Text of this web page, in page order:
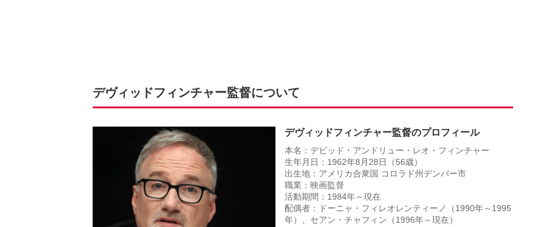
デヴィッドフィンチャー監督について
デヴィッドフィンチャー監督のプロフィール
本名：デビッド・アンドリュー・レオ・フィンチャー
生年月日：1962年8月28日（56歳）
出生地：アメリカ合衆国 コロラド州デンバー市
職業：映画監督
活動期間：1984年～現在
配偶者：ドーニャ・フィレオレンティーノ（1990年～1995
年）、セアン・チャフィン（1996年～現在）